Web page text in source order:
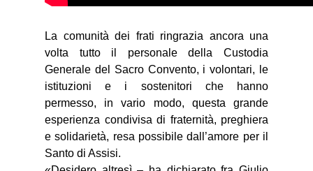
La comunità dei frati ringrazia ancora una
volta tutto il personale della Custodia
Generale del Sacro Convento, i volontari, le
istituzioni e i sostenitori che hanno
permesso, in vario modo, questa grande
esperienza condivisa di fraternità, preghiera
e solidarietà, resa possibile dall’amore per il
Santo di Assisi.